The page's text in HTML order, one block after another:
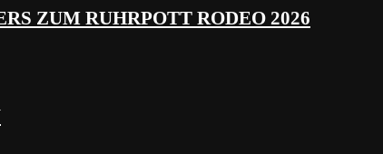
ZUM RUHRPOTT RODEO 2026